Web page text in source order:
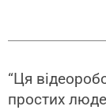
“Ця
простих